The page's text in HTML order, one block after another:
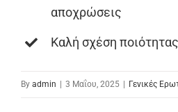
αποχρώσεις
Καλή σχέση
By admin 3 Μαΐου, 2025 Γενικές